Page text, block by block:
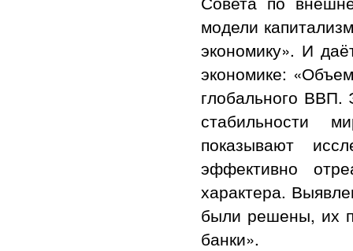
модели
экономику». И
экономике:
глобального ВВП.
стабильности
показывают
эффективно
характера.
были решены, их
банки».